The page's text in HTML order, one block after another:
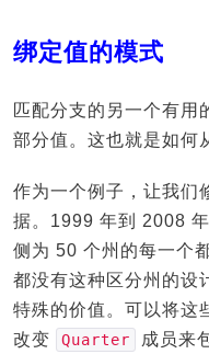
绑定值的模式
匹配分支的另一个有用
部分值。这也就是如何
作为一个例子，让我们
据。1999 年到 2008
侧为 50 个州的每一个
都没有这种区分州的设
特殊的价值。可以将这
改变
Quarter 成员来